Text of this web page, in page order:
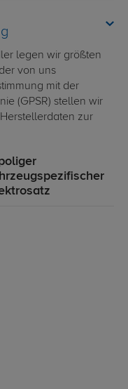
legen wir größten
von uns
mit der
(GPSR) stellen wir
zur